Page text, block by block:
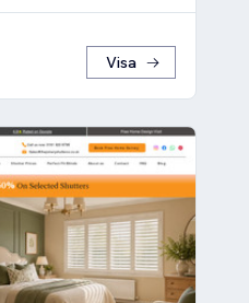
Visa